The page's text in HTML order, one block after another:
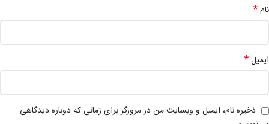
نام*
ایمیل*
ذخیره نام، ایمیل و وبسایت من در مرورگر برای زمانی که دوباره دیدگاهی